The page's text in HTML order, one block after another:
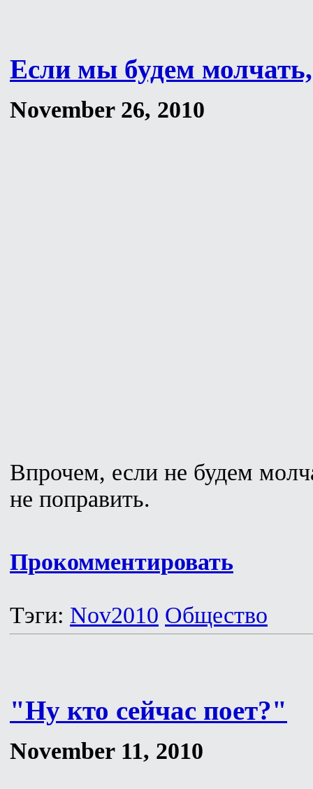
Если мы будем
November 26, 2010
Впрочем, если не будем
не поправить.
Прокомментировать
Тэги: Nov2010 Общество
"Ну кто сейчас поет?"
November 11, 2010